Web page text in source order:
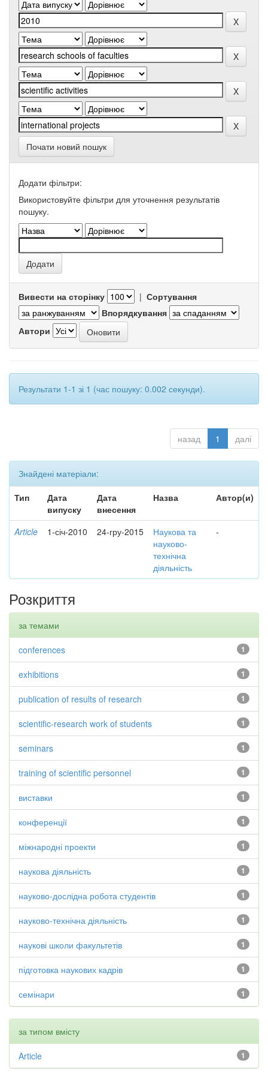
Почати новий пошук
Додати фільтри:
Використовуйте фільтри для уточнення результатів
пошуку.
Вивести на сторінку | Сортування
Впорядкування
Автори
Результати 1-1 зі 1 (час пошуку: 0.002 секунди).
назад 1 далі
Знайдені матеріали:
Тип
Дата
випуску
Дата
внесення
Назва Автор(и)
Article 1-січ-2010 24-гру-2015
Наукова та
науково-
технічна
діяльність
-
Розкриття
за темами
1
conferences
1
exhibitions
1
publication of results of research
1
scientific-research work of students
1
seminars
1
training of scientific personnel
1
виставки
1
конференції
1
міжнародні проекти
1
наукова діяльність
1
науково-дослідна робота студентів
1
науково-технічна діяльність
1
наукові школи факультетів
1
підготовка наукових кадрів
1
семінари
за типом вмісту
1
Article